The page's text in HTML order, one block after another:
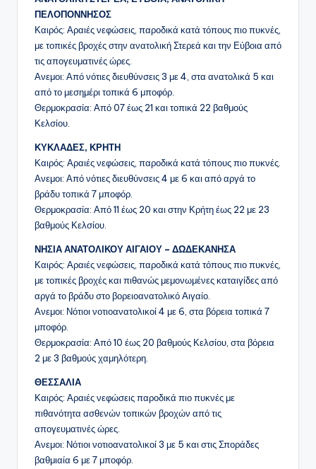
ΠΕΛΟΠΟΝΝΗΣΟΣ
Καιρός: Αραιές νεφώσεις, παροδικά κατά τόπους πιο πυκνές,
με τοπικές βροχές στην ανατολική Στερεά και την Εύβοια από
τις απογευματινές ώρες.
Ανεμοι: Από νότιες διευθύνσεις 3 με 4, στα ανατολικά 5 και
από το μεσημέρι τοπικά 6 μποφόρ.
Θερμοκρασία: Από 07 έως 21 και τοπικά 22 βαθμούς
Κελσίου.
ΚΥΚΛΑΔΕΣ, ΚΡΗΤΗ
Καιρός: Αραιές νεφώσεις, παροδικά κατά τόπους πιο πυκνές.
Ανεμοι: Από νότιες διευθύνσεις 4 με 6 και από αργά το
βράδυ τοπικά 7 μποφόρ.
Θερμοκρασία: Από 11 έως 20 και στην Κρήτη έως 22 με 23
βαθμούς Κελσίου.
ΝΗΣΙΑ ΑΝΑΤΟΛΙΚΟΥ ΑΙΓΑΙΟΥ – ΔΩΔΕΚΑΝΗΣΑ
Καιρός: Αραιές νεφώσεις, παροδικά κατά τόπους πιο πυκνές,
με τοπικές βροχές και πιθανώς μεμονωμένες καταιγίδες από
αργά το βράδυ στο βορειοανατολικό Αιγαίο.
Ανεμοι: Νότιοι νοτιοανατολικοί 4 με 6, στα βόρεια τοπικά 7
μποφόρ.
Θερμοκρασία: Από 10 έως 20 βαθμούς Κελσίου, στα βόρεια
2 με 3 βαθμούς χαμηλότερη.
ΘΕΣΣΑΛΙΑ
Καιρός: Αραιές νεφώσεις παροδικά πιο πυκνές με
πιθανότητα ασθενών τοπικών βροχών από τις
απογευματινές ώρες.
Ανεμοι: Νότιοι νοτιοανατολικοί 3 με 5 και στις Σποράδες
βαθμιαία 6 με 7 μποφόρ.